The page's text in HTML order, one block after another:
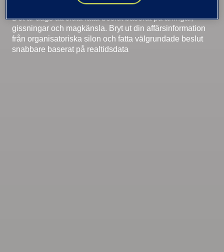
Det är dags att sluta fatta beslut baserat på aningar,
gissningar och magkänsla. Bryt ut din affärsinformation
från organisatoriska silon och fatta välgrundade beslut
snabbare baserat på realtidsdata